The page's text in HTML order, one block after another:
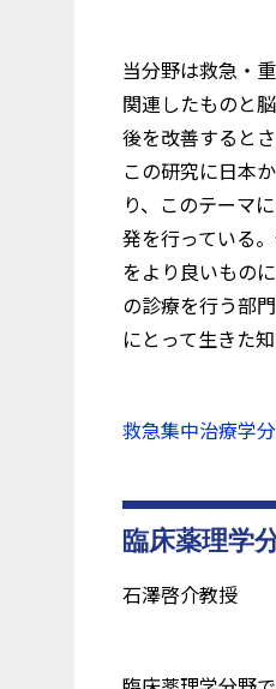
当分野は救急・
関連したものと
後を改善すると
この研究に日本
り、このテーマ
発を行っている
をより良いもの
の診療を行う部
にとって生きた
救急集中治療学
臨床薬理学
石澤啓介教授